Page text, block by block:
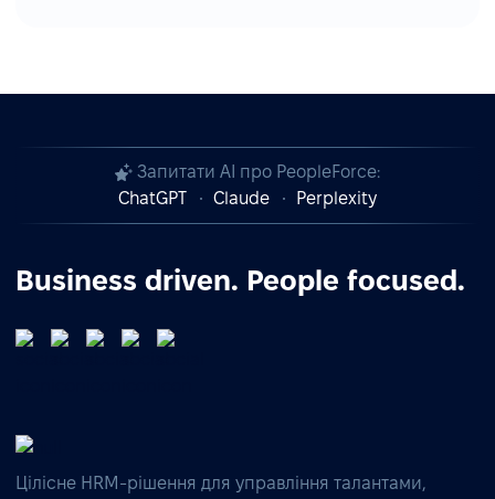
Запитати AI про PeopleForce:
ChatGPT
Claude Perplexity
Business driven. People focused.
Цілісне HRM-рішення для управління талантами,